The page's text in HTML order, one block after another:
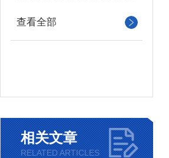
查看全部
相关文章
RELATED ARTICLES